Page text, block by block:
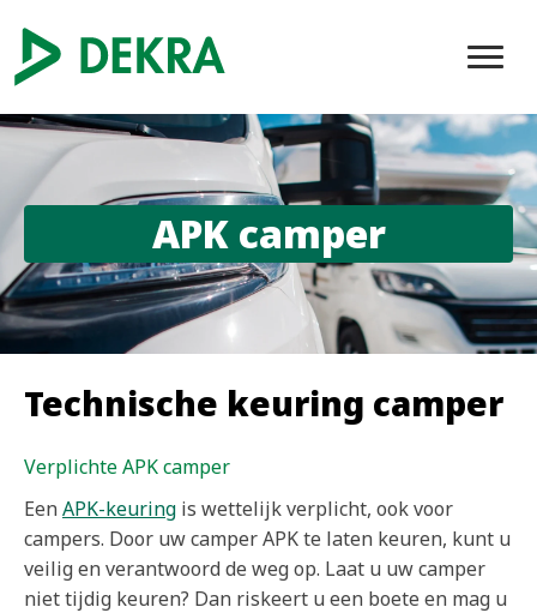
APK camper
Technische keuring camper
Verplichte APK camper
EenAPK-keuring is wettelijk verplicht, ook voor
campers. Door uw camper APK te laten keuren, kunt u
veilig en verantwoord de weg op. Laat u uw camper
niet tijdig keuren? Dan riskeert u een boete en mag u